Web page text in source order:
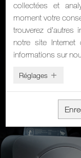
collectées et
moment votre
trouverez
notre site Internet
informations sur
Réglages